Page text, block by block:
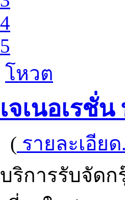
4
5
โหวต
เจเนอเรชั่
( รายละเอียด
บริการรับจัด